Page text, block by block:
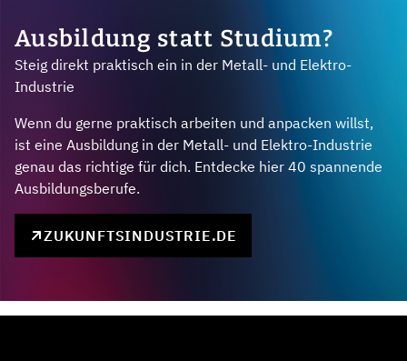
Ausbildung statt Studium?
Steig direkt praktisch ein in der Metall- und Elektro-
Industrie
Wenn du gerne praktisch arbeiten und anpacken willst,
ist eine Ausbildung in der Metall- und Elektro-Industrie
genau das richtige für dich. Entdecke hier 40 spannende
Ausbildungsberufe.
ZUKUNFTSINDUSTRIE.DE